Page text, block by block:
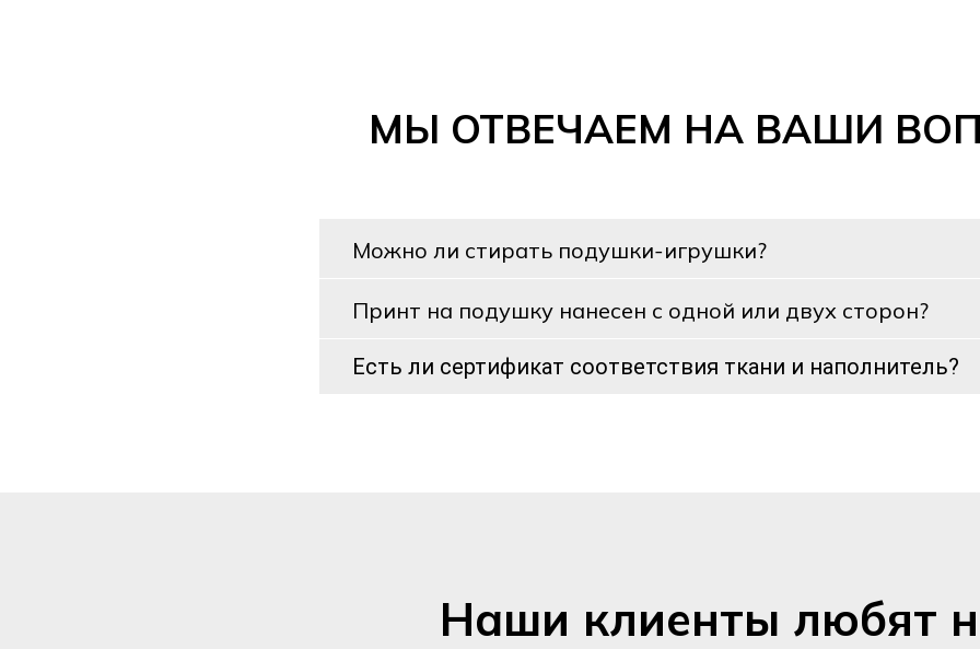
МЫ ОТВЕЧАЕМ НА ВАШИ
Можно ли стирать подушки-игрушки?
Принт на подушку нанесен с одной или двух сторон?
Есть ли сертификат соответствия ткани и наполнитель?
Наши клиенты любят